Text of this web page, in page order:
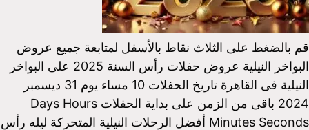
قم بالضغط على الثلاث نقاط بالأسفل لمتابعة جميع عروض
البواخر النيلية عروض حفلات رأس السنة 2025 على البواخر
النيلية فى القاهرة تاريخ الحفلات 10 مساء يوم 31 ديسمبر
2024 باقى من الزمن على بداية الحفلات Days Hours
Minutes Seconds أفضل الرحلات النيلية المتحركة ليله رأس